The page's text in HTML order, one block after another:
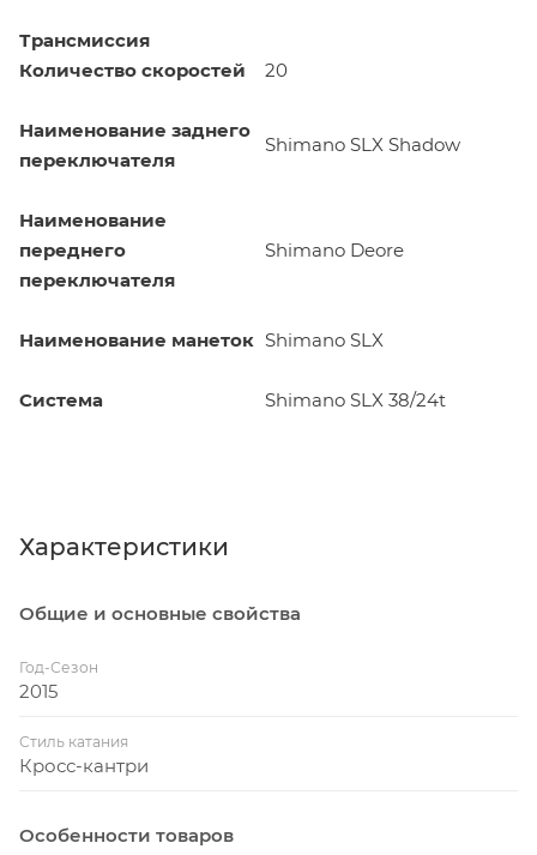
Трансмиссия
Количество скоростей
20
Наименование заднего
переключателя
Shimano SLX Shadow
Наименование
переднего
переключателя
Shimano Deore
Наименование манеток Shimano SLX
Система Shimano SLX 38/24t
Характеристики
Общие и основные свойства
Год-Сезон
2015
Стиль катания
Кросс-кантри
Особенности товаров